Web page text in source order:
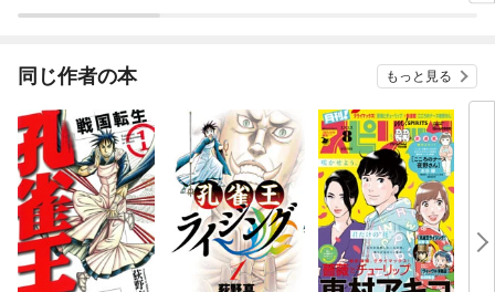
同じ作者の本 もっと見る